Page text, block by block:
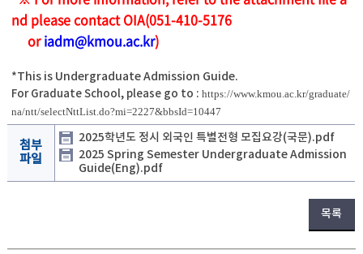
nd please contact OIA(051-410-5176
oriadm@kmou.ac.kr)
*This is Undergraduate Admission Guide.
For Graduate School, please go to : https://www.kmou.ac.kr/graduate/
na/ntt/selectNttList.do?mi=2227&bbsId=10447
첨부
파일
2025학년도 정시 외국인 특별전형 모집요강(국문).pdf
2025 Spring Semester Undergraduate Admission
Guide(Eng).pdf
목록